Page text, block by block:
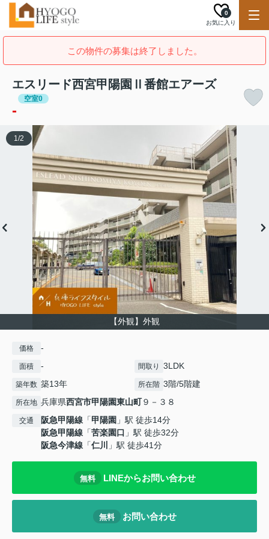
お気に入り
0
この物件の募集は終了しました。
エスリード西宮甲陽園Ⅱ番館エアーズ
空室0
-
【外観】外観
1/2
価格 -
面積 - 間取り 3LDK
築年数 築13年 所在階 3階/5階建
所在地 兵庫県西宮市甲陽園東山町９－３８
交通 阪急甲陽線 「甲陽園 」駅 徒歩14分
阪急甲陽線 「苦楽園口 」駅 徒歩32分
阪急今津線 「仁川 」駅 徒歩41分
無料 LINEからお問い合わせ
無料 お問い合わせ